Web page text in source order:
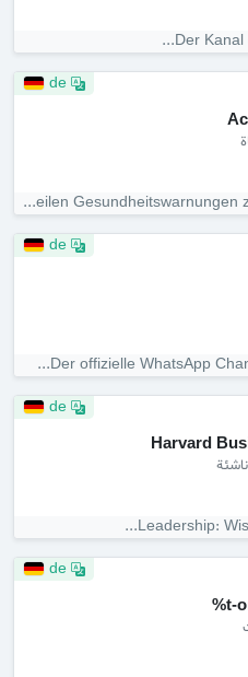
Der Kanal
Wir teilen Gesundheitswarnungen zu Produkten und Lebensmitteln...
Der offizielle WhatsApp
Harvard
Leadership:
t-